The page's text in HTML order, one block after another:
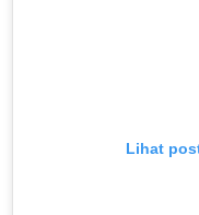
Lihat